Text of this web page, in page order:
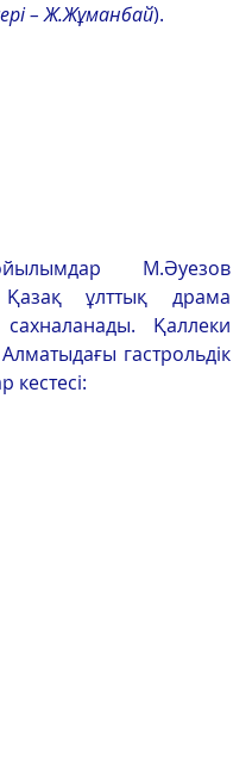
– Ж.Жұманбай).
ұлттық драма
Қаллеки
гастрольдік